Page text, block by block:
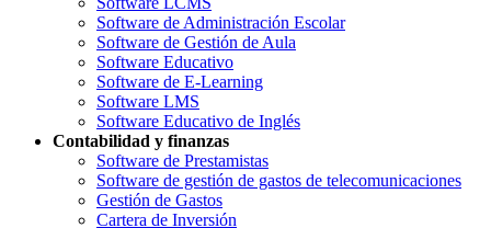
Software de Administración Escolar
Software de Gestión de Aula
Software Educativo
Software de E-Learning
Software LMS
Software Educativo de Inglés
Contabilidad y finanzas
Software de Prestamistas
Software de gestión de gastos de telecomunicaciones
Gestión de Gastos
Cartera de Inversión